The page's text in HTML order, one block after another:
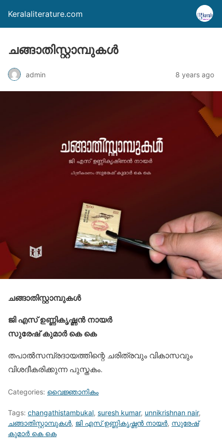
Keralaliterature.com
ചങ്ങാതിസ്റ്റാമ്പുകള്‍
admin 8 years ago
ചങ്ങാതിസ്റ്റാമ്പുകള്‍
ജി എസ് ഉണ്ണികൃഷ്ണന്‍ നായര്‍
സുരേഷ് കുമാര്‍ കെ കെ
തപാല്‍സമ്പ്രദായത്തിന്റെ ചരിത്രവും വികാസവും
വിശദീകരിക്കുന്ന പുസ്തകം.
Categories: വൈജ്ഞാനികം
Tags: changathistambukal, suresh kumar, unnikrishnan nair,
ചങ്ങാതിസ്റ്റാമ്പുകള്‍, ജി എസ് ഉണ്ണികൃഷ്ണന്‍ നായര്‍, സുരേഷ്
കുമാര്‍ കെ കെ